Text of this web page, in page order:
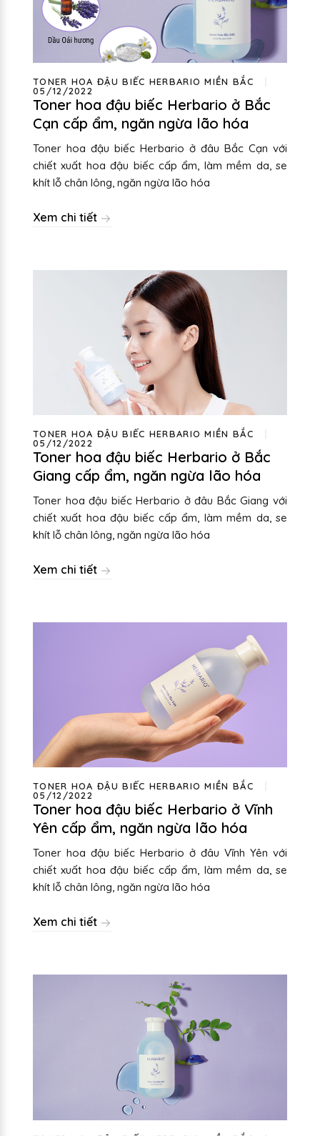
TONER HOA ĐẬU BIẾC HERBARIO MIỀN BẮC
05/12/2022
Toner hoa đậu biếc Herbario ở Bắc
Cạn cấp ẩm, ngăn ngừa lão hóa
Toner hoa đậu biếc Herbario ở đâu Bắc Cạn với
chiết xuất hoa đậu biếc cấp ẩm, làm mềm da, se
khít lỗ chân lông, ngăn ngừa lão hóa
Xem chi tiết
TONER HOA ĐẬU BIẾC HERBARIO MIỀN BẮC
05/12/2022
Toner hoa đậu biếc Herbario ở Bắc
Giang cấp ẩm, ngăn ngừa lão hóa
Toner hoa đậu biếc Herbario ở đâu Bắc Giang với
chiết xuất hoa đậu biếc cấp ẩm, làm mềm da, se
khít lỗ chân lông, ngăn ngừa lão hóa
Xem chi tiết
TONER HOA ĐẬU BIẾC HERBARIO MIỀN BẮC
05/12/2022
Toner hoa đậu biếc Herbario ở Vĩnh
Yên cấp ẩm, ngăn ngừa lão hóa
Toner hoa đậu biếc Herbario ở đâu Vĩnh Yên với
chiết xuất hoa đậu biếc cấp ẩm, làm mềm da, se
khít lỗ chân lông, ngăn ngừa lão hóa
Xem chi tiết